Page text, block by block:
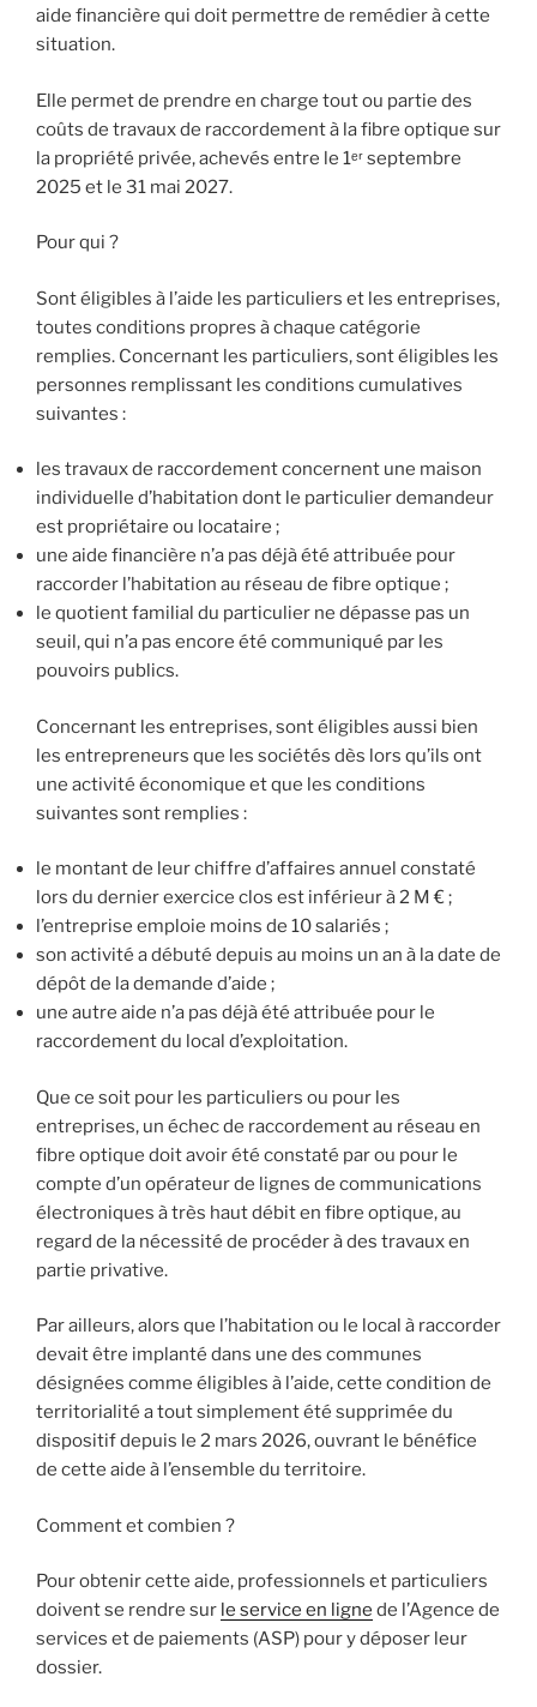
aide financière qui doit permettre de remédier à cette
situation.
Elle permet de prendre en charge tout ou partie des
coûts de travaux de raccordement à la fibre optique sur
la propriété privée, achevés entre le 1ᵉʳ septembre
2025 et le 31 mai 2027.
Pour qui ?
Sont éligibles à l’aide les particuliers et les entreprises,
toutes conditions propres à chaque catégorie
remplies. Concernant les particuliers, sont éligibles les
personnes remplissant les conditions cumulatives
suivantes :
les travaux de raccordement concernent une maison
individuelle d’habitation dont le particulier demandeur
est propriétaire ou locataire ;
une aide financière n’a pas déjà été attribuée pour
raccorder l’habitation au réseau de fibre optique ;
le quotient familial du particulier ne dépasse pas un
seuil, qui n’a pas encore été communiqué par les
pouvoirs publics.
Concernant les entreprises, sont éligibles aussi bien
les entrepreneurs que les sociétés dès lors qu’ils ont
une activité économique et que les conditions
suivantes sont remplies :
le montant de leur chiffre d’affaires annuel constaté
lors du dernier exercice clos est inférieur à 2 M € ;
l’entreprise emploie moins de 10 salariés ;
son activité a débuté depuis au moins un an à la date de
dépôt de la demande d’aide ;
une autre aide n’a pas déjà été attribuée pour le
raccordement du local d’exploitation.
Que ce soit pour les particuliers ou pour les
entreprises, un échec de raccordement au réseau en
fibre optique doit avoir été constaté par ou pour le
compte d’un opérateur de lignes de communications
électroniques à très haut débit en fibre optique, au
regard de la nécessité de procéder à des travaux en
partie privative.
Par ailleurs, alors que l’habitation ou le local à raccorder
devait être implanté dans une des communes
désignées comme éligibles à l’aide, cette condition de
territorialité a tout simplement été supprimée du
dispositif depuis le 2 mars 2026, ouvrant le bénéfice
de cette aide à l’ensemble du territoire.
Comment et combien ?
Pour obtenir cette aide, professionnels et particuliers
doivent se rendre sur le service en ligne de l’Agence de
services et de paiements (ASP) pour y déposer leur
dossier.